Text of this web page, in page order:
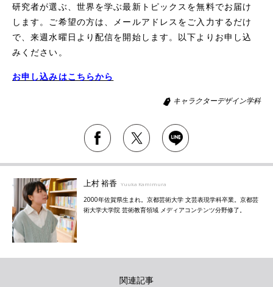
研究者が選ぶ、世界を学ぶ最新トピックスを無料でお届け
します。ご希望の方は、メールアドレスをご入力するだけ
で、来週水曜日より配信を開始します。以下よりお申し込
みください。
お申し込みはこちらから
キャラクターデザイン学科
上村 裕香 Yuuka Kamimura
2000年佐賀県生まれ。京都芸術大学 文芸表現学科卒業。京都芸
術大学大学院 芸術教育領域 メディアコンテンツ分野修了。
関連記事